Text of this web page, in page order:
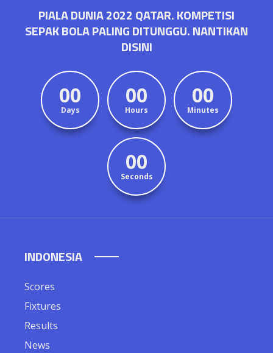
PIALA DUNIA 2022 QATAR. KOMPETISI
SEPAK BOLA PALING DITUNGGU. NANTIKAN
DISINI
00
Days
00
Hours
00
Minutes
00
Seconds
INDONESIA
Scores
Fixtures
Results
News